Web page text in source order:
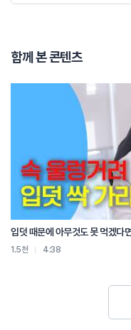
근데 우리가 노화라는 개념과 퇴
기본적으로 우리가 회복이라는
내가 어떤 근육의 활동을 하거나
아니면 일을 하거나 그렇게 되
그리고 옆에 있는 뭐 힘줄 아니
이런 부분들의 세포들이 어느
이 손상 과정이 우리가 잘 먹고
근육의 미세 손상을 회복하고
지친 조직의 혈액과 영양분들
이 부분들이 노화라는 부분들
대사 기능이 점점 떨어지기는
근데 이게 평소 때 내가 어떻게
50대, 60대, 70대가 됐는데도
어떤 사람들은 30대, 40대임에
이게 잘 회복이 안 되는 그런 경
평소 때 이제 운동은 부족하고
함께 본 콘텐츠
입덧 때문에 아무것도 못 먹겠다
1.5천 4:38